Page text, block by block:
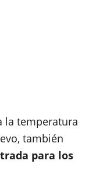
la temperatura
también
para los